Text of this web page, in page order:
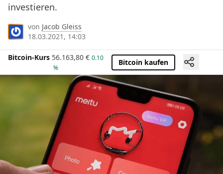
investieren.
von Jacob Gleiss
18.03.2021, 14:03
Bitcoin-Kurs 56.163,80 € 0.10
%
Bitcoin kaufen